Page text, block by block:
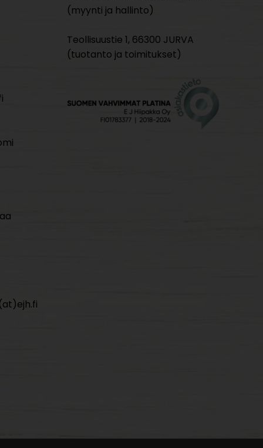
(myynti ja hallinto)
Teollisuustie 1, 66300 JURVA
(tuotanto ja toimitukset)